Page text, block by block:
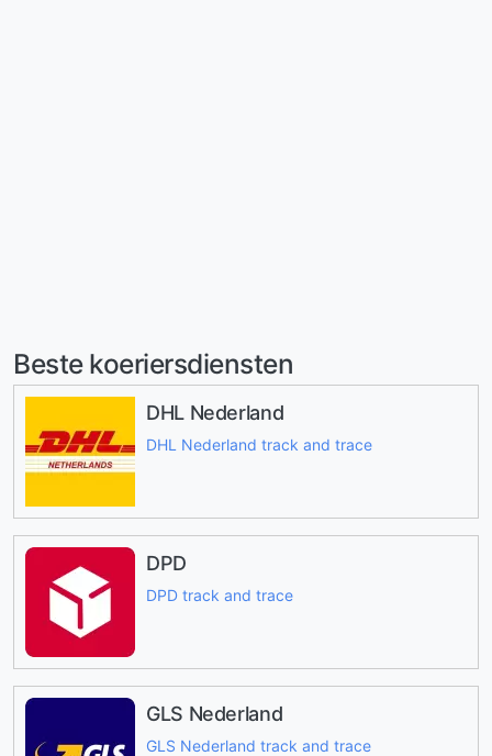
Beste koeriersdiensten
DHL Nederland
DHL Nederland track and trace
DPD
DPD track and trace
GLS Nederland
GLS Nederland track and trace